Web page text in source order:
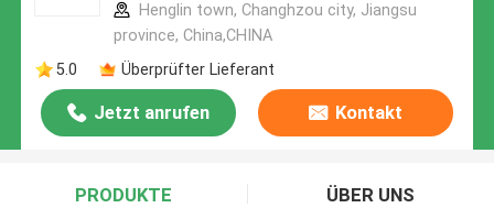
Henglin town, Changhzou city, Jiangsu
province, China,CHINA
5.0
Überprüfter Lieferant
Jetzt anrufen Kontakt
PRODUKTE ÜBER UNS